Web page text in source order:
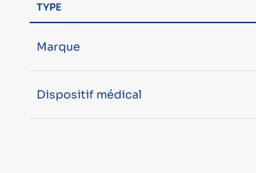
TYPE
Marque
Dispositif médical